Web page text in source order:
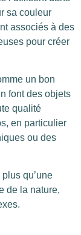
sa couleur
associés à des
pour créer
un bon
font des objets
qualité
en particulier
ou des
qu’une
de la nature,